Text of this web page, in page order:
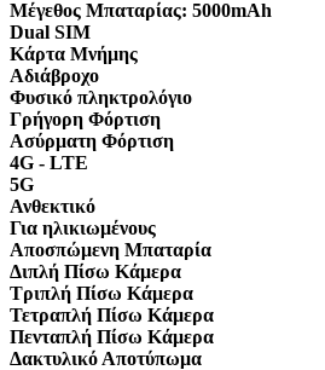
Μέγεθος Μπαταρίας: 5000mAh
Dual SIM
Κάρτα Μνήμης
Αδιάβροχο
Φυσικό πληκτρολόγιο
Γρήγορη Φόρτιση
Ασύρματη Φόρτιση
4G - LTE
5G
Ανθεκτικό
Για ηλικιωμένους
Αποσπώμενη Μπαταρία
Διπλή Πίσω Κάμερα
Τριπλή Πίσω Κάμερα
Τετραπλή Πίσω Κάμερα
Πενταπλή Πίσω Κάμερα
Δακτυλικό Αποτύπωμα